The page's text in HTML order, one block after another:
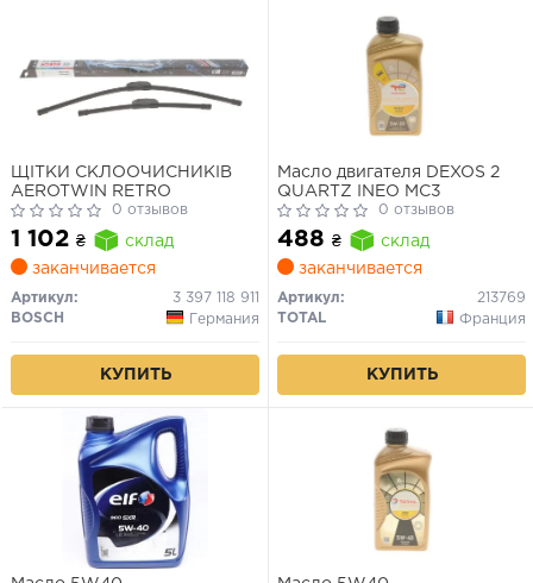
ЩІТКИ СКЛООЧИСНИКІВ
AEROTWIN RETRO
0 отзывов
1 102 ₴
склад
заканчивается
Артикул:
3 397 118 911
BOSCH
Германия
КУПИТЬ
Масло двигателя DEXOS 2
QUARTZ INEO MC3
0 отзывов
488 ₴
склад
заканчивается
Артикул:
213769
TOTAL
Франция
КУПИТЬ